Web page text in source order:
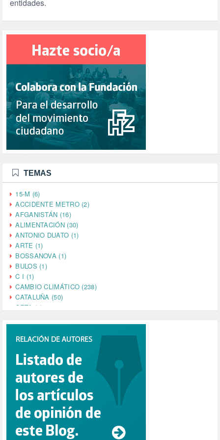
entidades.
TEMAS
15-M (6)
ACCIDENTE METRO (2)
AFGANISTÁN (16)
ALIMENTACIÓN (30)
ANTONIO DUATO (1)
ARTE (1)
BOSSANOVA (1)
BULOS (1)
C I (1)
CAMBIO CLIMÁTICO (238)
CATALUÑA (50)
CETA (2)
CINE (35)
COMPROMISO (2)
CONFERENCIA (1)
CONSUMO (1)
CORONAVIRUS (155)
CORRUPCIÓN (215)
CULTURA (704)
DANA (78)
DD.HH. (1)